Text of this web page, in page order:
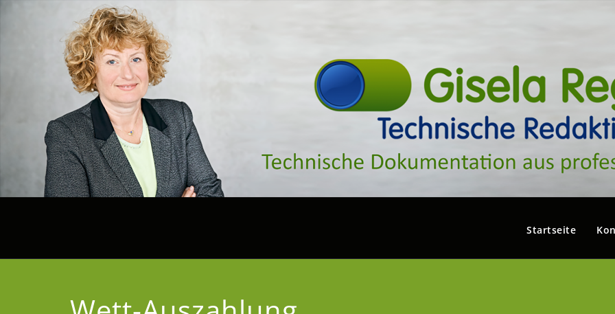
Startseite